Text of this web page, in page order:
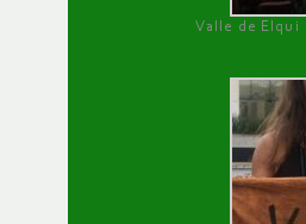
Valle de Elqui